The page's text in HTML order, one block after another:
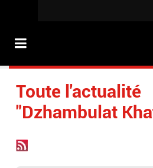
Toute l'actualité
"Dzhambulat